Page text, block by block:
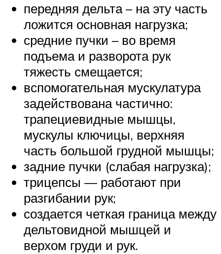
передняя дельта – на эту часть
ложится основная нагрузка;
средние пучки – во время
подъема и разворота рук
тяжесть смещается;
вспомогательная мускулатура
задействована частично:
трапециевидные мышцы,
мускулы ключицы, верхняя
часть большой грудной мышцы;
задние пучки (слабая нагрузка);
трицепсы — работают при
разгибании рук;
создается четкая граница между
дельтовидной мышцей и
верхом груди и рук.